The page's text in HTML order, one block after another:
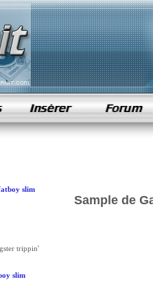
slim
Sample de
trippin'
slim